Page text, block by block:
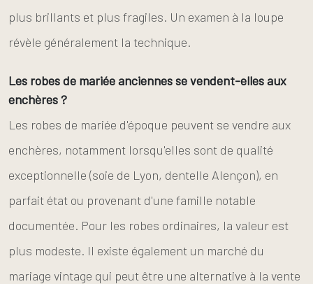
plus brillants et plus fragiles. Un examen à la loupe
révèle généralement la technique.
Les robes de mariée anciennes se vendent-elles aux
enchères ?
Les robes de mariée d'époque peuvent se vendre aux
enchères, notamment lorsqu'elles sont de qualité
exceptionnelle (soie de Lyon, dentelle Alençon), en
parfait état ou provenant d'une famille notable
documentée. Pour les robes ordinaires, la valeur est
plus modeste. Il existe également un marché du
mariage vintage qui peut être une alternative à la vente